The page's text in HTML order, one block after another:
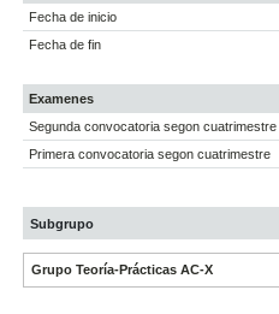
Fecha de inicio
Fecha de fin
Examenes
Segunda convocatoria segon cuatrimestre
Primera convocatoria segon cuatrimestre
Subgrupo
Grupo Teoría-Prácticas AC-X